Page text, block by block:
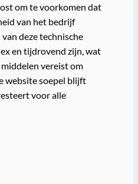
om te voorkomen dat
van het bedrijf
deze technische
en tijdrovend zijn, wat
vereist om
website soepel blijft
voor alle